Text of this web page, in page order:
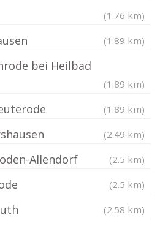
(1.76 km)
(1.89 km)
bei Heilbad
(1.89 km)
(1.89 km)
(2.49 km)
Allendorf (2.5 km)
(2.5 km)
(2.58 km)